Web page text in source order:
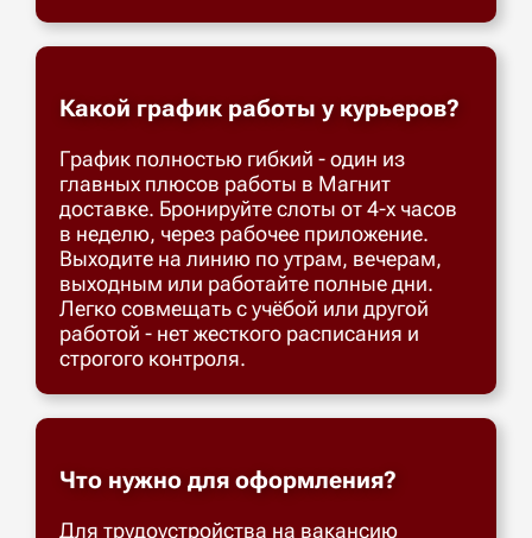
Какой график работы у курьеров?
График полностью гибкий - один из
главных плюсов работы в Магнит
доставке. Бронируйте слоты от 4-х часов
в неделю, через рабочее приложение.
Выходите на линию по утрам, вечерам,
выходным или работайте полные дни.
Легко совмещать с учёбой или другой
работой - нет жесткого расписания и
строгого контроля.
Что нужно для оформления?
Для трудоустройства на вакансию